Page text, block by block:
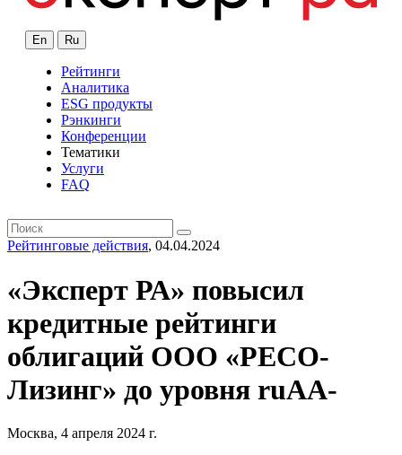
En Ru
Рейтинги
Аналитика
ESG продукты
Рэнкинги
Конференции
Тематики
Услуги
FAQ
Рейтинговые действия, 04.04.2024
«Эксперт РА» повысил
кредитные рейтинги
облигаций ООО «РЕСО-
Лизинг» до уровня ruAА-
Москва, 4 апреля 2024 г.